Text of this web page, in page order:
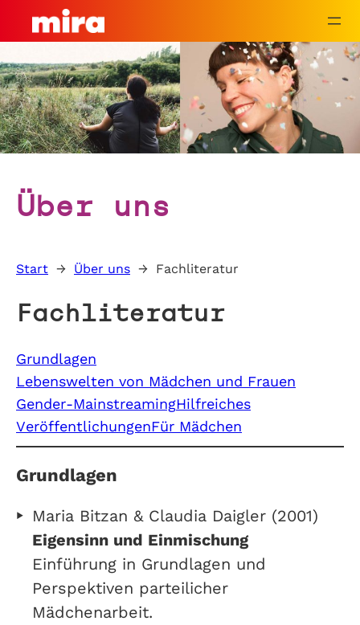
Zum
Inhalt
springen
Über uns
Start → Über uns → Fachliteratur
Fachliteratur
Grundlagen
Lebenswelten von Mädchen und Frauen
Gender-MainstreamingHilfreiches
VeröffentlichungenFür Mädchen
Grundlagen
Maria Bitzan & Claudia Daigler (2001)
Eigensinn und Einmischung
Einführung in Grundlagen und
Perspektiven parteilicher
Mädchenarbeit.